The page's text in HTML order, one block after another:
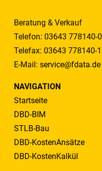
Beratung & Verkauf
Telefon: 03643 778140-0
Telefax: 03643 778140-1
E-Mail: service@fdata.de
NAVIGATION
Startseite
DBD-BIM
STLB-Bau
DBD-KostenAnsätze
DBD-KostenKalkül